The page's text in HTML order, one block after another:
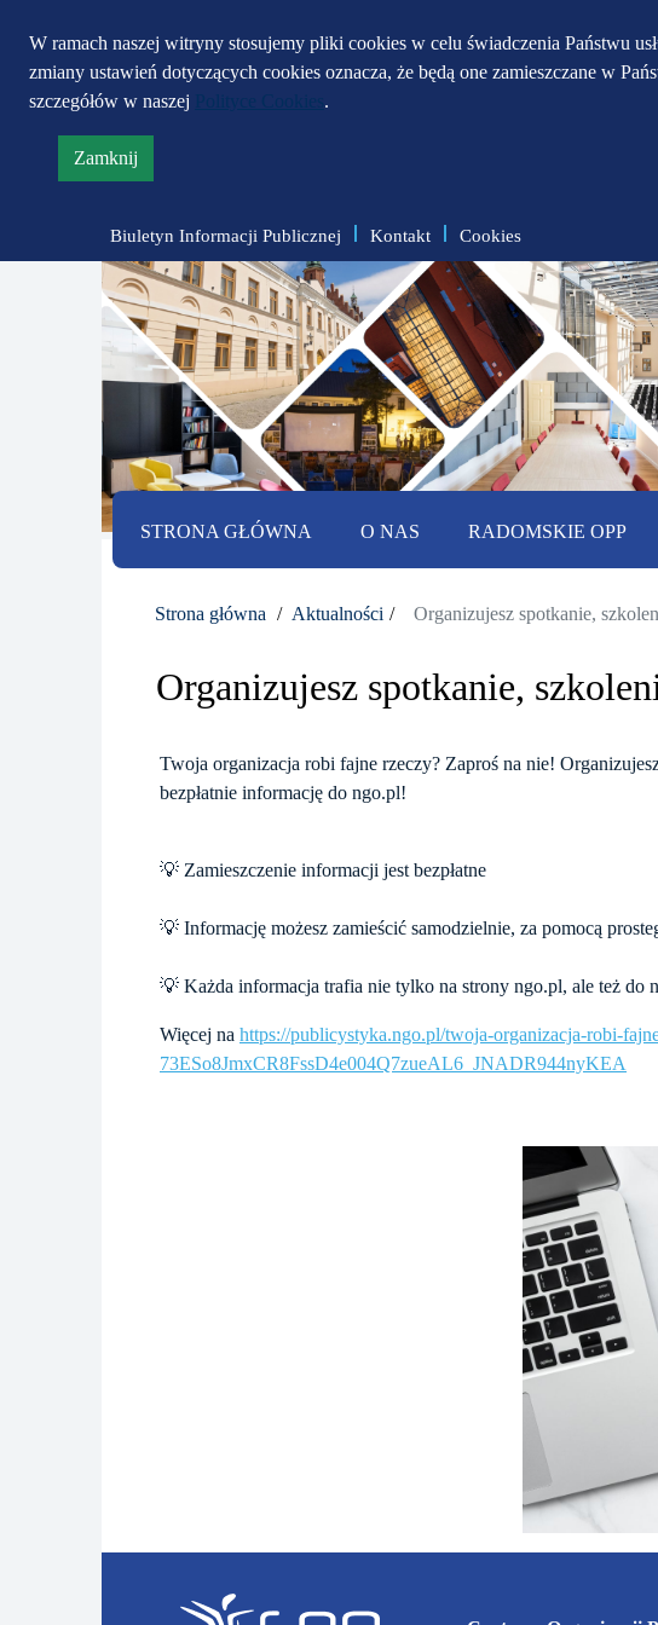
W ramach naszej witryny stosujemy pliki cookies w celu świadczenia Państwu
zmiany ustawień dotyczących cookies oznacza, że będą one zamieszczane w
szczegółów w naszej
.
Zamknij
informację
polityce
prywatności
Biuletyn Informacji Publicznej Kontakt Cookies
STRONA GŁÓWNA O NAS RADOMSKIE OPP
Strona główna Aktualności Organizujesz spotkanie,
Organizujesz spotkanie,
Twoja organizacja robi fajne rzeczy? Zaproś na nie!
bezpłatnie informację do ngo.pl!
💡 Zamieszczenie informacji jest bezpłatne
💡 Informację możesz zamieścić samodzielnie, za pomocą
💡 Każda informacja trafia nie tylko na strony ngo.pl, ale też do
Więcej na https://publicystyka.ngo.pl/twoja-organizacja-robi-
73ESo8JmxCR8FssD4e004Q7zueAL6_JNADR944nyKEA